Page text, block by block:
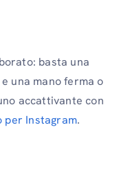
basta una
una mano ferma o
accattivante con
per Instagram.